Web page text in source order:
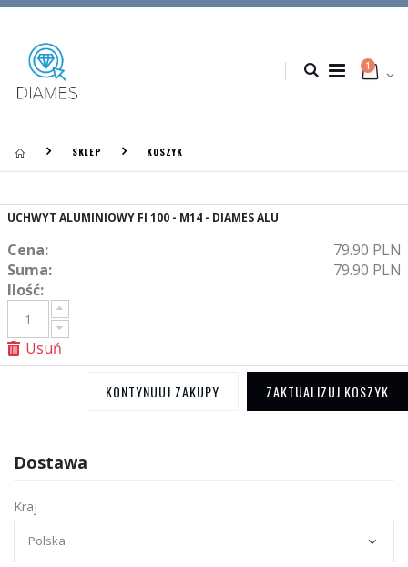
1
SKLEP KOSZYK
UCHWYT ALUMINIOWY FI 100 - M14 - DIAMES ALU
Cena:
79.90 PLN
Suma:
79.90 PLN
Ilość:
Usuń
KONTYNUUJ ZAKUPY
Dostawa
Kraj